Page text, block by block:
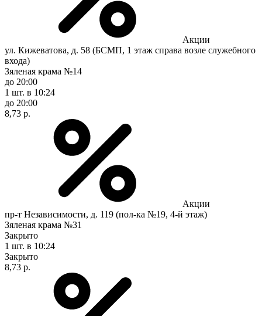
Акции
ул. Кижеватова, д. 58 (БСМП, 1 этаж справа возле служебного
входа)
Зяленая крама №14
до 20:00
1 шт. в 10:24
до 20:00
8,73 р.
Акции
пр-т Независимости, д. 119 (пол-ка №19, 4-й этаж)
Зяленая крама №31
Закрыто
1 шт. в 10:24
Закрыто
8,73 р.